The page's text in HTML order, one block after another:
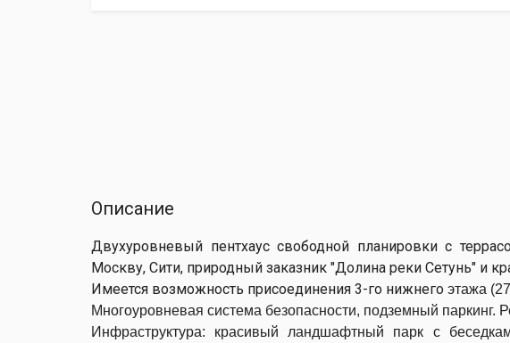
Описание
Двухуровневый пентхаус свободной планировки с
Москву, Сити, природный заказник "Долина реки Сетунь" и
Имеется возможность присоединения 3-го нижнего этажа
Многоуровневая система безопасности, подземный паркинг.
Инфраструктура: красивый ландшафтный парк с